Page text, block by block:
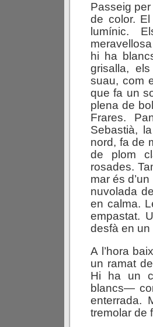
Passeig
de color.
lumínic.
hi ha
grisalla,
suau, com
que fa un
plena de
Frares.
Sebastià,
nord, fa de
de plom
rosades.
mar és
nuvolada
en calma.
empastat.
desfà en un
A l’hora
un ramat
Hi ha un
blancs—
enterrada.
tremolar de